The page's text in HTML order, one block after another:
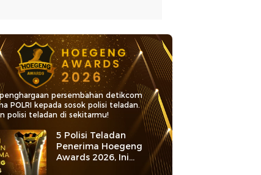
persembahan detikcom
POLRI kepada sosok polisi teladan.
polisi teladan di sekitarmu!
5 Polisi Teladan
Penerima Hoegeng
Awards 2026, Ini
Kategori dan Kiprahnya